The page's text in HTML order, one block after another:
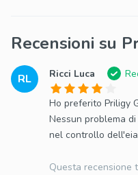
Recensioni su
RL Ricci Luca
Ho preferito Priligy
Nessun problema
nel controllo
Questa recensione